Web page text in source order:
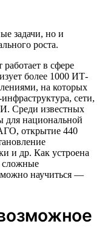
задачи, но и
роста.
в сфере
более 1000 ИТ-
на которых
сети,
Среди известных
для национальной
открытие 440
и др. Как устроена
сложные
можно научиться —